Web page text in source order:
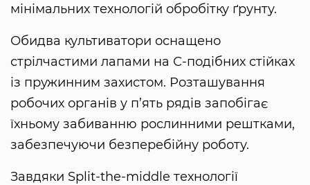
мінімальних технологій обробітку ґрунту.
Обидва культиватори оснащено
стрілчастими лапами на С-подібних стійках
із пружинним захистом. Розташування
робочих органів у п’ять рядів запобігає
їхньому забиванню рослинними рештками,
забезпечуючи безперебійну роботу.
Завдяки Split-the-middle технології